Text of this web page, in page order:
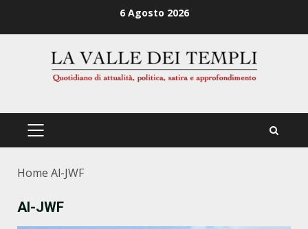
6 Agosto 2026
PRIMÄRES
Home Al-JWF
Al-JWF